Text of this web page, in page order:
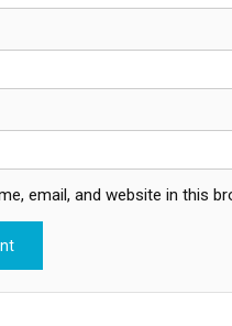
email, and website in this